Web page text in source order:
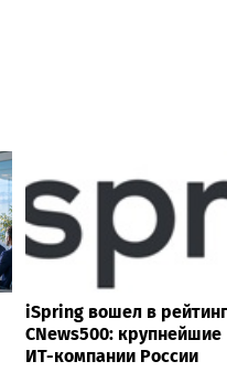
iSpring вошел в рейтинг
CNews500: крупнейшие
ИТ-компании России